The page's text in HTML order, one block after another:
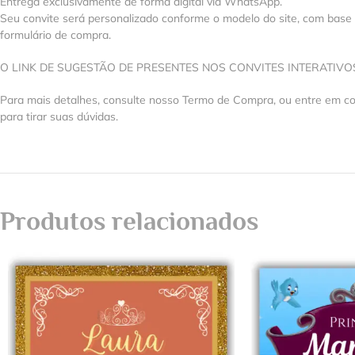
Seu convite será personalizado conforme o modelo do site, com
formulário de compra.
O LINK DE SUGESTÃO DE PRESENTES NOS CONVITES
Para mais detalhes, consulte nosso Termo de Compra, ou entre em
para tirar suas dúvidas.
Produtos relacionados